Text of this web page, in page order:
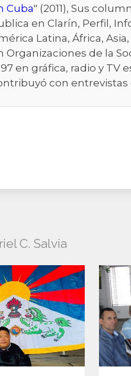
Cuba" (2011), Sus
en Clarín, Perfil,
Latina, África,
Organizaciones de la
en gráfica, radio y
con entrevistas
C. Salvia